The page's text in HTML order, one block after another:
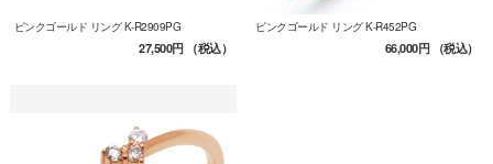
ピンクゴールド リング K-R2909PG
27,500円（税込）
ピンクゴールド リング K-R452PG
66,000円（税込）